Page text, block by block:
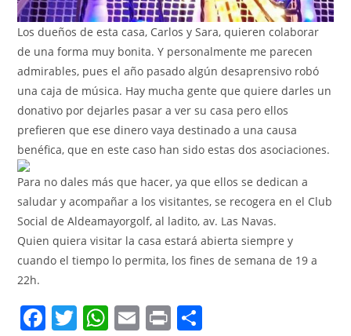
Los dueños de esta casa, Carlos y Sara, quieren colaborar
de una forma muy bonita. Y personalmente me parecen
admirables, pues el año pasado algún desaprensivo robó
una caja de música. Hay mucha gente que quiere darles un
donativo por dejarles pasar a ver su casa pero ellos
prefieren que ese dinero vaya destinado a una causa
benéfica, que en este caso han sido estas dos asociaciones.
Para no dales más que hacer, ya que ellos se dedican a
saludar y acompañar a los visitantes, se recogera en el Club
Social de Aldeamayorgolf, al ladito, av. Las Navas.
Quien quiera visitar la casa estará abierta siempre y
cuando el tiempo lo permita, los fines de semana de 19 a
22h.
F T W E Pr